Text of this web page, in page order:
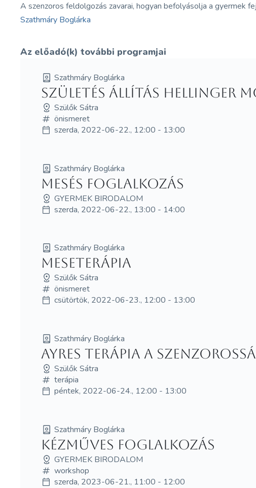
A szenzoros feldolgozás zavarai, hogyan befolyásolja a gyermek
Szathmáry Boglárka
Az előadó(k) további programjai
Szathmáry Boglárka
Születés állítás Hellinger
Szülők Sátra
önismeret
szerda, 2022-06-22., 12:00 - 13:00
Szathmáry Boglárka
Mesés foglalkozás
GYERMEK BIRODALOM
szerda, 2022-06-22., 13:00 - 14:00
Szathmáry Boglárka
Meseterápia
Szülők Sátra
önismeret
csütörtök, 2022-06-23., 12:00 - 13:00
Szathmáry Boglárka
Ayres terápia a
Szülők Sátra
terápia
péntek, 2022-06-24., 12:00 - 13:00
Szathmáry Boglárka
Kézműves foglalkozás
GYERMEK BIRODALOM
workshop
szerda, 2023-06-21., 11:00 - 12:00